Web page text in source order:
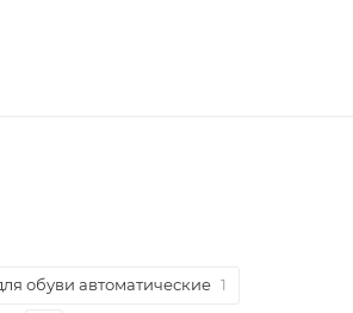
обуви автоматические 1